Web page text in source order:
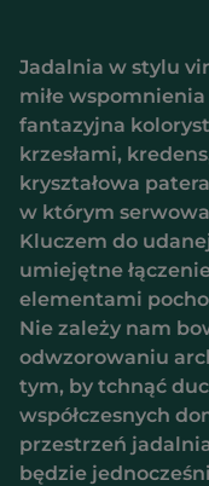
Jadalnia w stylu
miłe
fantazyjna
krzesłami,
kryształowa
w którym
Kluczem do
umiejętne
elementami
Nie zależy nam
odwzorowaniu
tym, by tchnąć
współczesnych
przestrzeń
będzie